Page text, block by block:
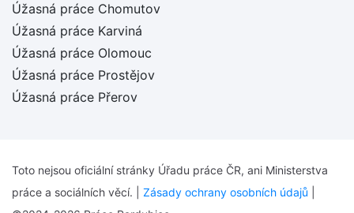
Úžasná práce Chomutov
Úžasná práce Karviná
Úžasná práce Olomouc
Úžasná práce Prostějov
Úžasná práce Přerov
Toto nejsou oficiální stránky Úřadu práce ČR, ani Ministerstva
práce a sociálních věcí. | Zásady ochrany osobních údajů